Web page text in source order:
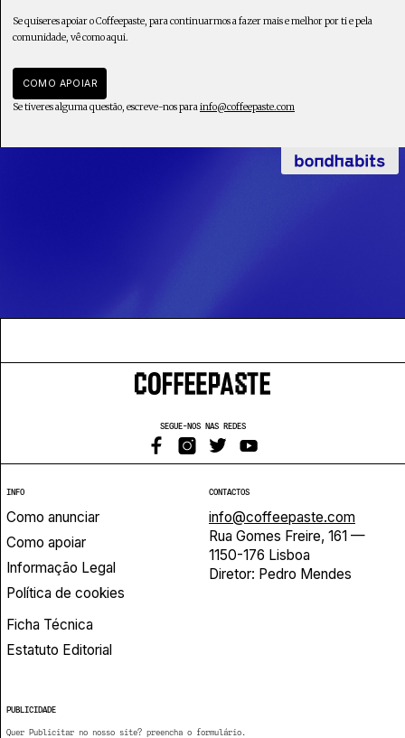
Se quiseres apoiar o Coffeepaste, para continuarmos a fazer mais e melhor por ti e pela
comunidade, vê como aqui.
COMO APOIAR
Se tiveres alguma questão, escreve-nos parainfo@coffeepaste.com
SEGUE-NOS NAS REDES
INFO
Como anunciar
Como apoiar
Informação Legal
Política de cookies
Ficha Técnica
Estatuto Editorial
CONTACTOS
info@coffeepaste.com
Rua Gomes Freire, 161 —
1150-176 Lisboa
Diretor: Pedro Mendes
PUBLICIDADE
Quer Publicitar no nosso site? preencha o formulário.